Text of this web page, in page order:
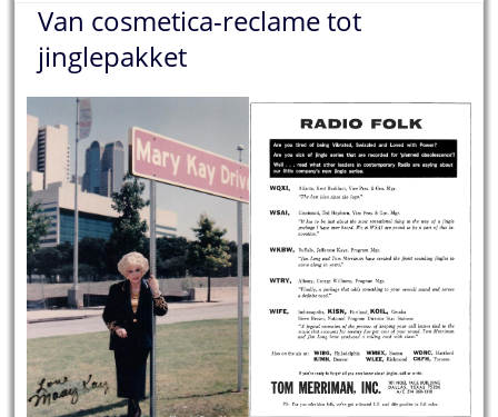
Van cosmetica-reclame tot
jinglepakket